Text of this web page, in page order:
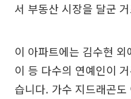
서 부동산 시장을 달군
이 아파트에는 김수현
이 등 다수의 연예인이
습니다. 가수 지드래곤